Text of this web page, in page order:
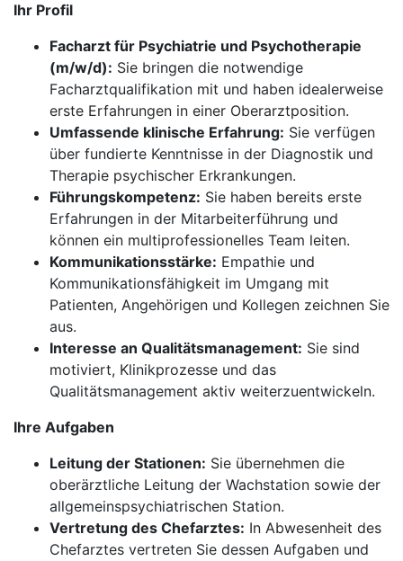
Ihr Profil
Facharzt für Psychiatrie und Psychotherapie
(m/w/d): Sie bringen die notwendige
Facharztqualifikation mit und haben idealerweise
erste Erfahrungen in einer Oberarztposition.
Umfassende klinische Erfahrung: Sie verfügen
über fundierte Kenntnisse in der Diagnostik und
Therapie psychischer Erkrankungen.
Führungskompetenz: Sie haben bereits erste
Erfahrungen in der Mitarbeiterführung und
können ein multiprofessionelles Team leiten.
Kommunikationsstärke: Empathie und
Kommunikationsfähigkeit im Umgang mit
Patienten, Angehörigen und Kollegen zeichnen Sie
aus.
Interesse an Qualitätsmanagement: Sie sind
motiviert, Klinikprozesse und das
Qualitätsmanagement aktiv weiterzuentwickeln.
Ihre Aufgaben
Leitung der Stationen: Sie übernehmen die
oberärztliche Leitung der Wachstation sowie der
allgemeinspsychiatrischen Station.
Vertretung des Chefarztes: In Abwesenheit des
Chefarztes vertreten Sie dessen Aufgaben und